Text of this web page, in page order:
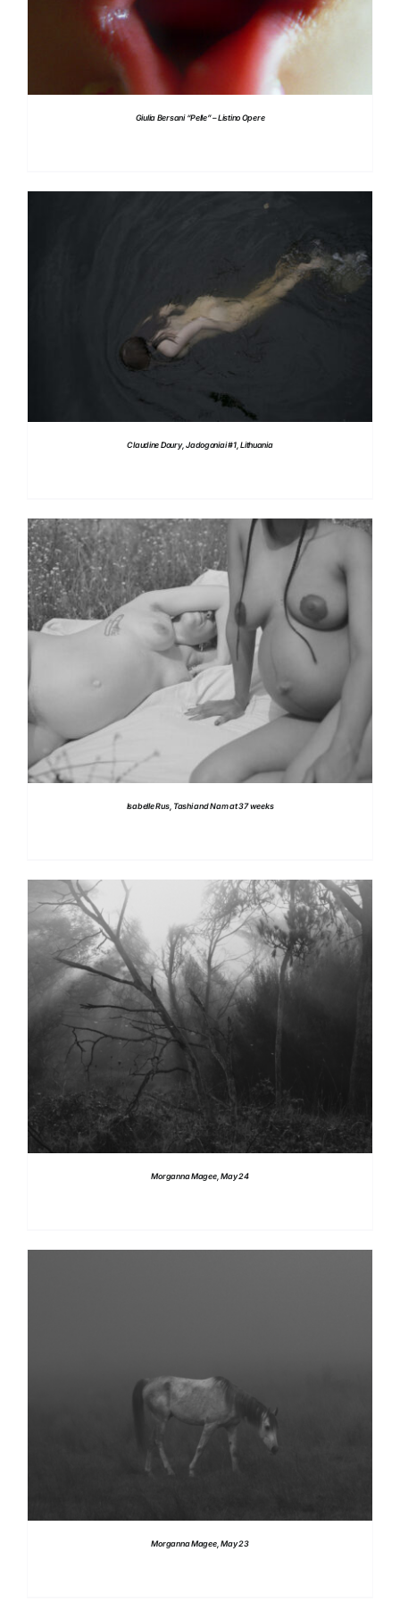
Giulia Bersani “Pelle” – Listino Opere
DETTAGLI
Claudine Doury, Jadogoniai #1, Lithuania
DETTAGLI
Isabelle Rus, Tashi and Nam at 37 weeks
DETTAGLI
Morganna Magee, May 24
DETTAGLI
Morganna Magee, May 23